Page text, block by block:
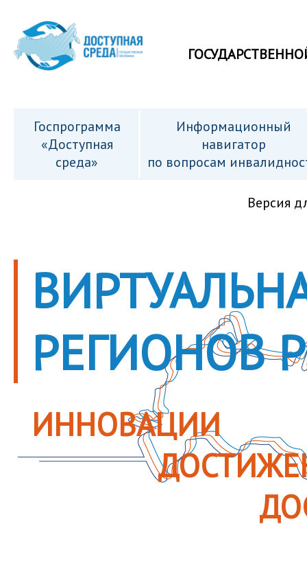
Госпрограмма
«Доступная
среда»
Информационный
навигатор
по вопросам
Версия
РЕГИОНОВ
ИННОВАЦИИ